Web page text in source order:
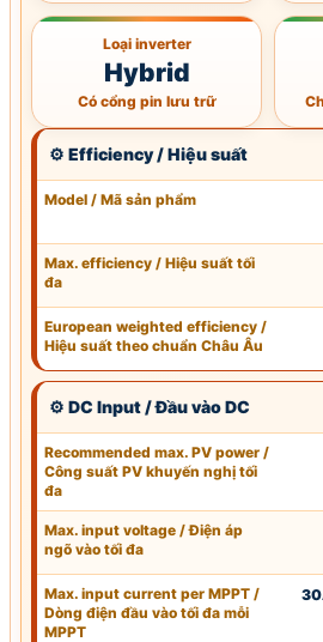
Loại inverter
Hybrid
Có cổng pin lưu trữ
⚙ Efficiency / Hiệu suất
Model / Mã sản phẩm
Max. efficiency / Hiệu suất tối
đa
European weighted efficiency /
Hiệu suất theo chuẩn Châu Âu
⚙ DC Input / Đầu vào DC
Recommended max. PV power /
Công suất PV khuyến nghị tối
đa
Max. input voltage / Điện áp
ngõ vào tối đa
Max. input current per MPPT /
Dòng điện đầu vào tối đa mỗi
MPPT